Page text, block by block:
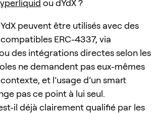
ou dYdX ?
peuvent être utilisés avec des
ERC-4337, via
des intégrations directes selon les
ne demandent pas eux-mêmes
et l’usage d’un smart
pas ce point à lui seul.
il déjà clairement qualifié par les